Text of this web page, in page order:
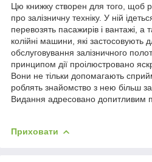
Цю книжку створен для того, щоб
про залізничну техніку. У ній
перевозять пасажирів і вантажі, а
колійні машини, які застосовують
обслуговування залізничного
принципом дії проілюстровано
Вони не тільки допомагають
роблять знайомство з нею більш
Видання адресовано допитливим
Приховати